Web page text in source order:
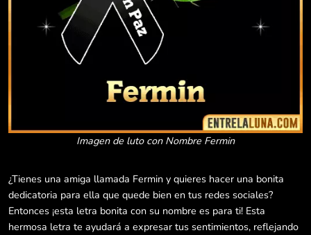
Imagen de luto con Nombre Fermin
¿Tienes una amiga llamada Fermin y quieres hacer una bonita
dedicatoria para ella que quede bien en tus redes sociales?
Entonces ¡esta letra bonita con su nombre es para ti! Esta
hermosa letra te ayudará a expresar tus sentimientos, reflejando